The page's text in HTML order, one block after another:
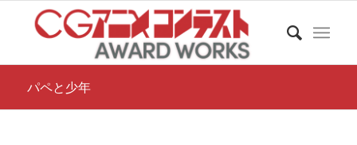
パペと少年